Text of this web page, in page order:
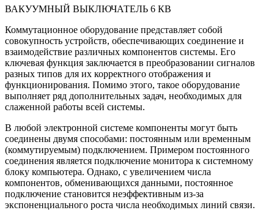
ВАКУУМНЫЙ ВЫКЛЮЧАТЕЛЬ 6 КВ
Коммутационное оборудование представляет собой
совокупность устройств, обеспечивающих соединение и
взаимодействие различных компонентов системы. Его
ключевая функция заключается в преобразовании сигналов
разных типов для их корректного отображения и
функционирования. Помимо этого, такое оборудование
выполняет ряд дополнительных задач, необходимых для
слаженной работы всей системы.
В любой электронной системе компоненты могут быть
соединены двумя способами: постоянным или временным
(коммутируемым) подключением. Примером постоянного
соединения является подключение монитора к системному
блоку компьютера. Однако, с увеличением числа
компонентов, обменивающихся данными, постоянное
подключение становится неэффективным из-за
экспоненциального роста числа необходимых линий связи.